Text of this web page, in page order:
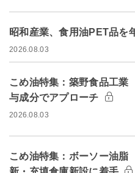
昭和産業、食用油PET品を
2026.08.03
こめ油特集：築野食品工
与成分でアプローチ
2026.08.03
こめ油特集：ボーソー油